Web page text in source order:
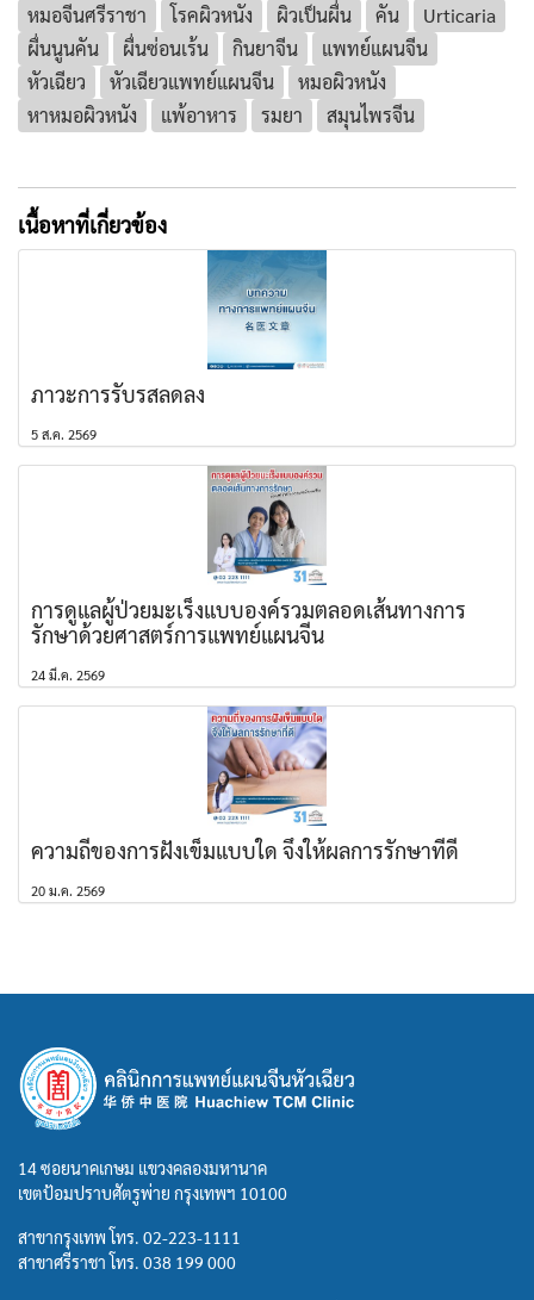
หมอจีนศรีราชา
โรคผิวหนัง ผิวเป็นผื่น คัน
Urticaria
ผื่นนูนคัน
ผื่นซ่อนเร้น กินยาจีน
แพทย์แผนจีน
หัวเฉียว
หัวเฉียวแพทย์แผนจีน
หมอผิวหนัง
หาหมอผิวหนัง
แพ้อาหาร รมยา สมุนไพรจีน
เนื้อหาที่เกี่ยวข้อง
ภาวะการรับรสลดลง
5 ส.ค. 2569
การดูแลผู้ป่วยมะเร็งแบบองค์รวมตลอดเส้นทางการ
รักษาด้วยศาสตร์การแพทย์แผนจีน
24 มี.ค. 2569
ความถี่ของการฝังเข็มแบบใด จึงให้ผลการรักษาที่ดี
20 ม.ค. 2569
14 ซอยนาคเกษม แขวงคลองมหานาค
เขตป้อมปราบศัตรูพ่าย กรุงเทพฯ 10100
สาขากรุงเทพ โทร. 02-223-1111
สาขาศรีราชา โทร. 038 199 000